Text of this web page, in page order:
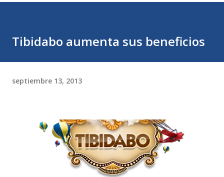
Tibidabo aumenta sus beneficios
septiembre 13, 2013